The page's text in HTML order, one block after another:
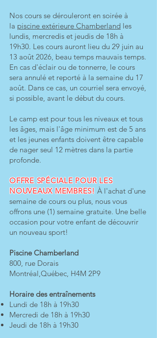
Nos cours se dérouleront en soirée à
la piscine extérieure Chamberland les
lundis, mercredis et jeudis de 18h à
19h30. Les cours auront lieu du 29 juin au
13 août 2026, beau temps mauvais temps.
En cas d'éclair ou de tonnerre, le cours
sera annulé et reporté à la semaine du 17
août. Dans ce cas, un courriel sera envoyé,
si possible, avant le début du cours.
Le camp est pour tous les niveaux et tous
les âges, mais l'âge minimum est de 5 ans
et les jeunes enfants doivent être capable
de nager seul 12 mètres dans la partie
profonde.
OFFRE SPÉCIALE POUR LES
NOUVEAUX MEMBRES! À l'achat d'une
semaine de cours ou plus, nous vous
offrons une (1) semaine gratuite. Une belle
occasion pour votre enfant de découvrir
un nouveau sport!
Piscine Chamberland
800, rue Dorais
Montréal,Québec, H4M 2P9
Horaire des entraînements
Lundi de 18h à 19h30
Mercredi de 18h à 19h30
Jeudi de 18h à 19h30